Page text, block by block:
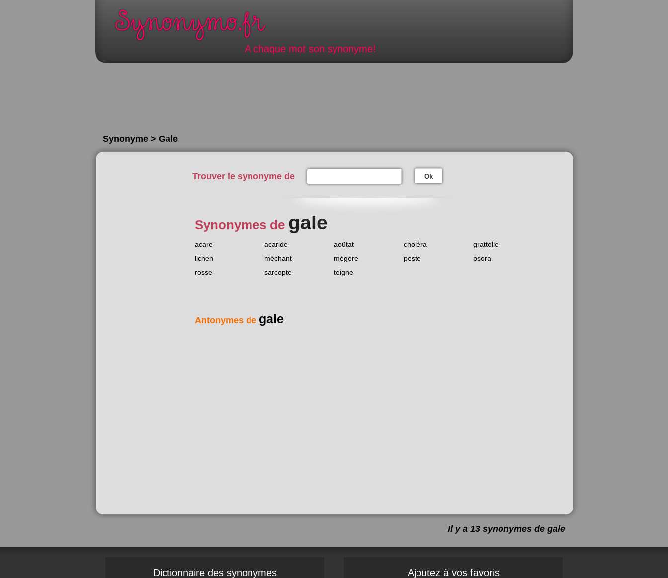
A chaque mot son synonyme!
Synonyme > Gale
Trouver le synonyme de Ok
Synonymes de gale
acare acaride aoûtat choléra
grattelle
lichen
méchant mégère peste
psora
rosse
sarcopte teigne
Antonymes de gale
Il y a 13 synonymes de gale
Dictionnaire des synonymes Ajoutez à vos favoris